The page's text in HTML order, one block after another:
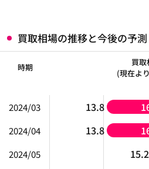
買取相場の推移と今後の予測
時期
買
(現在よ
2024/03
13.8
2024/04 13.8
2024/05 15.2